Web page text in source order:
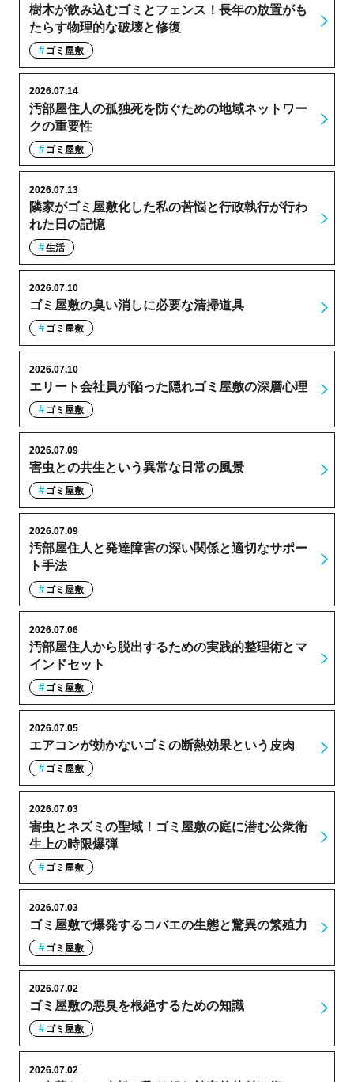
樹木が飲み込むゴミとフェンス！長年の放置がも
たらす物理的な破壊と修復
ゴミ屋敷
汚部屋住人の孤独死を防ぐための地域ネットワー
クの重要性
2026.07.14
ゴミ屋敷
隣家がゴミ屋敷化した私の苦悩と行政執行が行わ
れた日の記憶
2026.07.13
生活
ゴミ屋敷の臭い消しに必要な清掃道具
2026.07.10
ゴミ屋敷
エリート会社員が陥った隠れゴミ屋敷の深層心理
2026.07.10
ゴミ屋敷
害虫との共生という異常な日常の風景
2026.07.09
ゴミ屋敷
汚部屋住人と発達障害の深い関係と適切なサポー
ト手法
2026.07.09
ゴミ屋敷
汚部屋住人から脱出するための実践的整理術とマ
インドセット
2026.07.06
ゴミ屋敷
エアコンが効かないゴミの断熱効果という皮肉
2026.07.05
ゴミ屋敷
害虫とネズミの聖域！ゴミ屋敷の庭に潜む公衆衛
生上の時限爆弾
2026.07.03
ゴミ屋敷
ゴミ屋敷で爆発するコバエの生態と驚異の繁殖力
2026.07.03
ゴミ屋敷
ゴミ屋敷の悪臭を根絶するための知識
2026.07.02
ゴミ屋敷
2026.07.02